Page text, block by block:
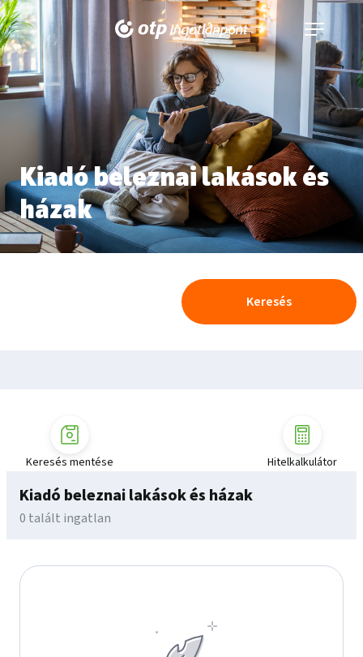
Navigáció
kinyitása
Kiadó beleznai lakások és
házak
Keresés
Kiadó beleznai lakások és házak
0 talált ingatlan
Keresés mentése Hitelkalkulátor